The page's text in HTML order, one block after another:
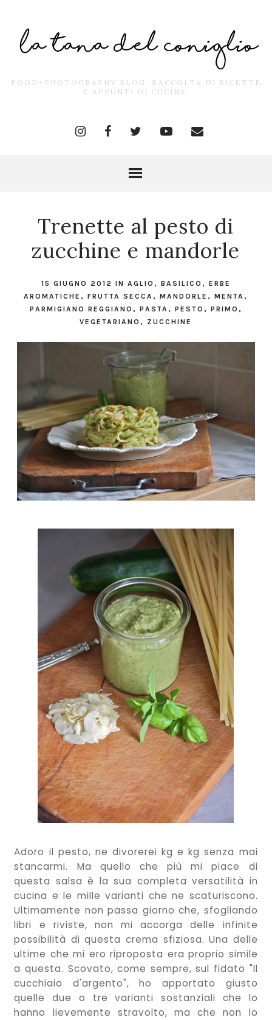
FOOD+PHOTOGRAPHY BLOG. RACCOLTA DI RICETTE
E APPUNTI DI CUCINA.
Trenette al pesto di
zucchine e mandorle
15 GIUGNO 2012 IN AGLIO , BASILICO , ERBE
AROMATICHE ,FRUTTA SECCA ,MANDORLE ,MENTA ,
PARMIGIANO REGGIANO , PASTA , PESTO , PRIMO ,
VEGETARIANO , ZUCCHINE
Adoro il pesto, ne divorerei kg e kg senza mai
stancarmi. Ma quello che più mi piace di
questa salsa è la sua completa versatilità in
cucina e le mille varianti che ne scaturiscono.
Ultimamente non passa giorno che, sfogliando
libri e riviste, non mi accorga delle infinite
possibilità di questa crema sfiziosa. Una delle
ultime che mi ero riproposta era proprio simile
a questa. Scovato, come sempre, sul fidato "Il
cucchiaio d'argento", ho apportato giusto
quelle due o tre varianti sostanziali che lo
hanno lievemente stravolto, ma che non lo